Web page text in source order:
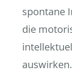
spontane
die